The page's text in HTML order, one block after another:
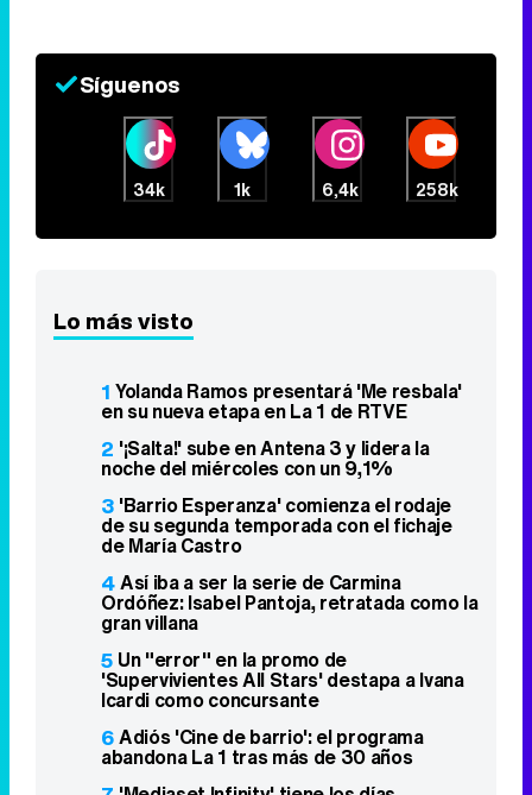
Síguenos
34k 1k 6,4k 258k
Lo más visto
1 Yolanda Ramos presentará 'Me resbala'
en su nueva etapa en La 1 de RTVE
2 '¡Salta!' sube en Antena 3 y lidera la
noche del miércoles con un 9,1%
3 'Barrio Esperanza' comienza el rodaje
de su segunda temporada con el fichaje
de María Castro
4Así iba a ser la serie de Carmina
Ordóñez: Isabel Pantoja, retratada como la
gran villana
5 Un "error" en la promo de
'Supervivientes All Stars' destapa a Ivana
Icardi como concursante
6Adiós 'Cine de barrio': el programa
abandona La 1 tras más de 30 años